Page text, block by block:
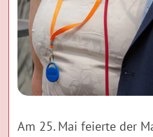
Am 25. Mai feierte der